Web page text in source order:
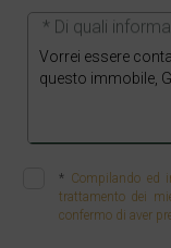
* Di quali
* Compilando ed
trattamento dei
confermo di aver